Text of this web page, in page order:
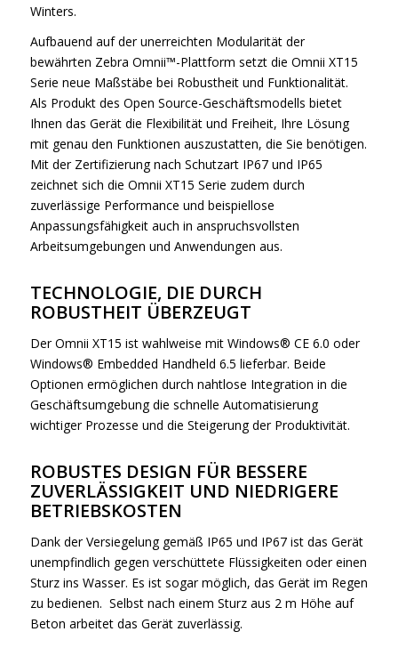
Winters.
Aufbauend auf der unerreichten Modularität der
bewährten Zebra Omnii™-Plattform setzt die Omnii XT15
Serie neue Maßstäbe bei Robustheit und Funktionalität.
Als Produkt des Open Source-Geschäftsmodells bietet
Ihnen das Gerät die Flexibilität und Freiheit, Ihre Lösung
mit genau den Funktionen auszustatten, die Sie benötigen.
Mit der Zertifizierung nach Schutzart IP67 und IP65
zeichnet sich die Omnii XT15 Serie zudem durch
zuverlässige Performance und beispiellose
Anpassungsfähigkeit auch in anspruchsvollsten
Arbeitsumgebungen und Anwendungen aus.
TECHNOLOGIE, DIE DURCH
ROBUSTHEIT ÜBERZEUGT
Der Omnii XT15 ist wahlweise mit Windows® CE 6.0 oder
Windows® Embedded Handheld 6.5 lieferbar. Beide
Optionen ermöglichen durch nahtlose Integration in die
Geschäftsumgebung die schnelle Automatisierung
wichtiger Prozesse und die Steigerung der Produktivität.
ROBUSTES DESIGN FÜR BESSERE
ZUVERLÄSSIGKEIT UND NIEDRIGERE
BETRIEBSKOSTEN
Dank der Versiegelung gemäß IP65 und IP67 ist das Gerät
unempfindlich gegen verschüttete Flüssigkeiten oder einen
Sturz ins Wasser. Es ist sogar möglich, das Gerät im Regen
zu bedienen. Selbst nach einem Sturz aus 2 m Höhe auf
Beton arbeitet das Gerät zuverlässig.